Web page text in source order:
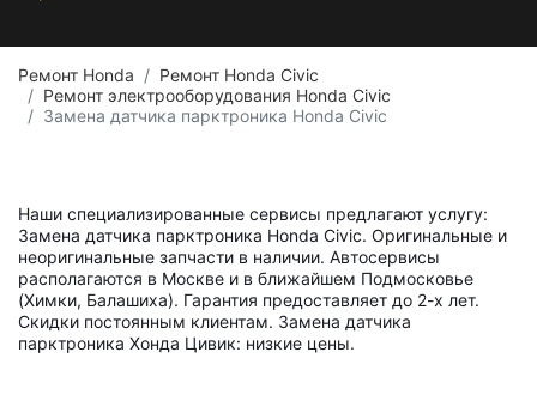
Ремонт Honda
Ремонт Honda Civic
Ремонт электрооборудования Honda Civic
Замена датчика парктроника Honda Civic
Наши специализированные сервисы предлагают услугу:
Замена датчика парктроника Honda Civic. Оригинальные и
неоригинальные запчасти в наличии. Автосервисы
располагаются в Москве и в ближайшем Подмосковье
(Химки, Балашиха). Гарантия предоставляет до 2-х лет.
Скидки постоянным клиентам. Замена датчика
парктроника Хонда Цивик: низкие цены.